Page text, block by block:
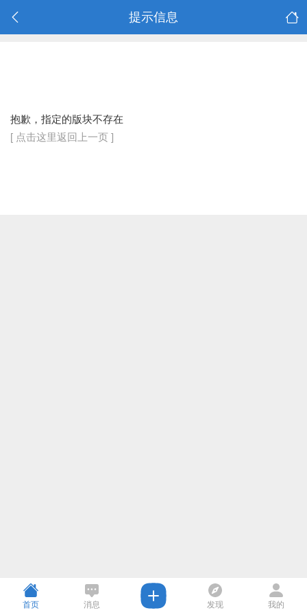
提示信息
抱歉，指定的版块不存在
[ 点击这里返回上一页 ]
首页 消息 发现 我的